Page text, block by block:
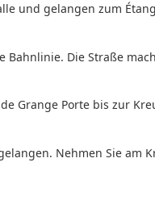
und gelangen zum
Bahnlinie. Die Straße
Grange Porte bis zur
Nehmen Sie am